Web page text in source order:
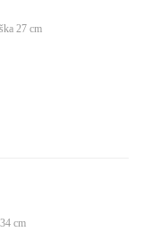
27 cm
cm